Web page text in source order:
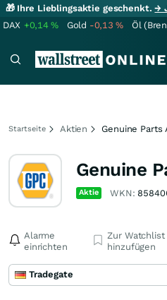
🎁 Ihre Lieblingsaktie geschenkt.→
DAX +0,14% Gold -0,13% Öl
Startseite Aktien Genuine Parts
Genuine
Aktie WKN:
Alarme
einrichten
Zur Watchlist
hinzufügen
Tradegate